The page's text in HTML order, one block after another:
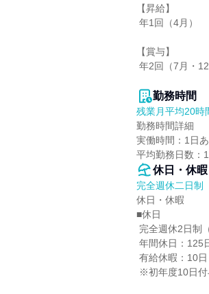
【昇給】
【賞与】
勤務時間
残業月平均20時
勤務時間詳細
実働時間：1日
平均勤務日数：
休日・休暇
完全週休二日制
休日・休暇
■休日